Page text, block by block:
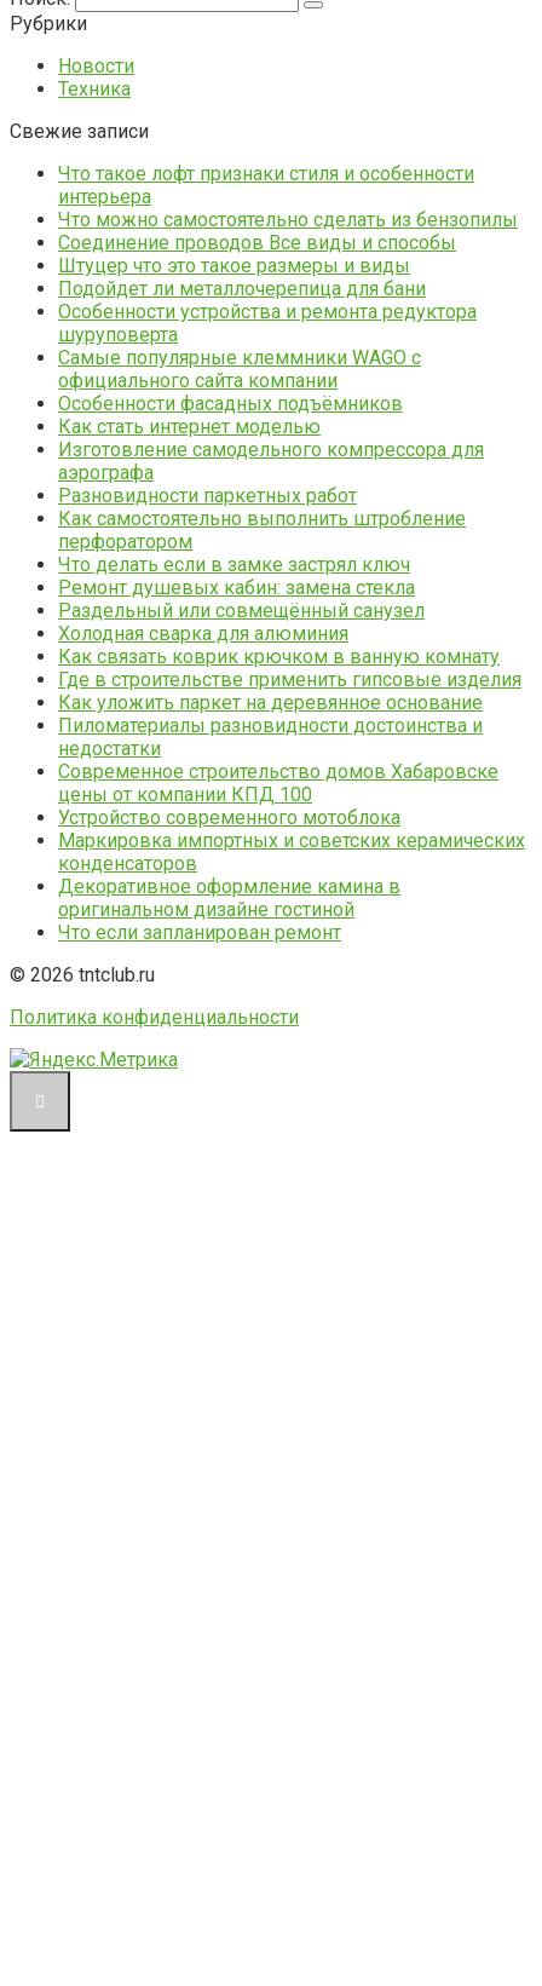
Рубрики
Новости
Техника
Свежие записи
Что такое лофт признаки стиля и особенности
интерьера
Что можно самостоятельно сделать из бензопилы
Соединение проводов Все виды и способы
Штуцер что это такое размеры и виды
Подойдет ли металлочерепица для бани
Особенности устройства и ремонта редуктора
шуруповерта
Самые популярные клеммники WAGO с
официального сайта компании
Особенности фасадных подъёмников
Как стать интернет моделью
Изготовление самодельного компрессора для
аэрографа
Разновидности паркетных работ
Как самостоятельно выполнить штробление
перфоратором
Что делать если в замке застрял ключ
Ремонт душевых кабин: замена стекла
Раздельный или совмещённый санузел
Холодная сварка для алюминия
Как связать коврик крючком в ванную комнату
Где в строительстве применить гипсовые изделия
Как уложить паркет на деревянное основание
Пиломатериалы разновидности достоинства и
недостатки
Современное строительство домов Хабаровске
цены от компании КПД 100
Устройство современного мотоблока
Маркировка импортных и советских керамических
конденсаторов
Декоративное оформление камина в
оригинальном дизайне гостиной
Что если запланирован ремонт
© 2026 tntclub.ru
Политика конфиденциальности